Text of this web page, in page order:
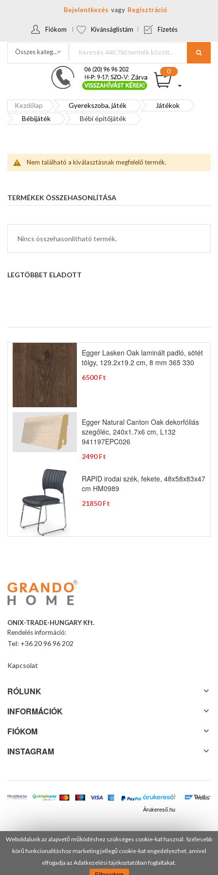
Weboldalunk az alapvető működéshez szükséges cookie-kat használ. Szélesebb
körű funkcionalitáshoz marketing jellegű cookie-kat engedélyezhet, amivel
elfogadja az Adatkezelési tájékoztatóban foglaltakat.
Bejelentkezés Regisztráció
Fiókom Kívánságlistám Fizetés
Összes kategória
Kezdőlap Gyerekszoba, játék
Játékok
Bébijáték
Bébi építőjáték
Nem található a kiválasztásnak megfelelő termék.
TERMÉKEK ÖSSZEHASONLÍTÁSA
Nincs összehasonlítható termék.
LEGTÖBBET ELADOTT
Egger Lasken Oak laminált padló, sötét
tölgy, 129.2x19.2 cm, 8 mm 365 330
6500 Ft
Egger Natural Canton Oak dekorfóliás
szegőléc, 240x1.7x6 cm, L132
941197EPC026
2490 Ft
RAPID irodai szék, fekete, 48x58x83x47
cm HM0989
21850 Ft
ONIX-TRADE-HUNGARY Kft.
Rendelés információ:
Tel: +36 20 96 96 202
Kapcsolat
RÓLUNK
INFORMÁCIÓK
FIÓKOM
INSTAGRAM
Árukereső.hu
© 2025 Minden jog fenntartva! DANUSA Hungary Kft.